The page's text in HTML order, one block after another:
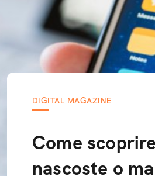
DIGITAL MAGAZINE
Come
nascoste o